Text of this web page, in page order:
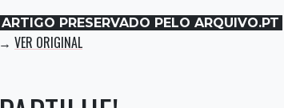
ARTIGO PRESERVADO PELO ARQUIVO.PT
→ VER ORIGINAL